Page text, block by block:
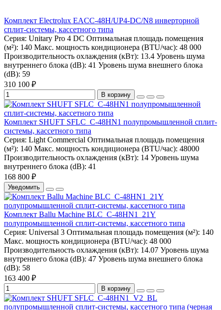
Комплект Electrolux EACC-48H/UP4-DC/N8 инверторной
сплит-системы, кассетного типа
Серия: Unitary Pro 4 DC Оптимальная площадь помещения
(м²): 140 Макс. мощность кондиционера (BTU/час): 48 000
Производительность охлаждения (кВт): 13.4 Уровень шума
внутреннего блока (dB): 41 Уровень шума внешнего блока
(dB): 59
310 100 ₽
В корзину
Комплект SHUFT SFLC_C-48HN1 полупромышленной сплит-
системы, кассетного типа
Серия: Light Commercial Оптимальная площадь помещения
(м²): 140 Макс. мощность кондиционера (BTU/час): 48000
Производительность охлаждения (кВт): 14 Уровень шума
внутреннего блока (dB): 41
168 800 ₽
Уведомить
Комплект Ballu Machine BLC_C-48HN1_21Y
полупромышленной сплит-системы, кассетного типа
Серия: Universal 3 Оптимальная площадь помещения (м²): 140
Макс. мощность кондиционера (BTU/час): 48 000
Производительность охлаждения (кВт): 14.07 Уровень шума
внутреннего блока (dB): 47 Уровень шума внешнего блока
(dB): 58
163 400 ₽
В корзину